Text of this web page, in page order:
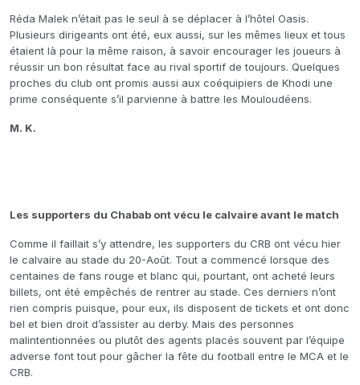
Réda Malek n’était pas le seul à se déplacer à l’hôtel Oasis.
Plusieurs dirigeants ont été, eux aussi, sur les mêmes lieux et tous
étaient là pour la même raison, à savoir encourager les joueurs à
réussir un bon résultat face au rival sportif de toujours. Quelques
proches du club ont promis aussi aux coéquipiers de Khodi une
prime conséquente s’il parvienne à battre les Mouloudéens.
M. K.
Les supporters du Chabab ont vécu le calvaire avant le match
Comme il faillait s’y attendre, les supporters du CRB ont vécu hier
le calvaire au stade du 20-Août. Tout a commencé lorsque des
centaines de fans rouge et blanc qui, pourtant, ont acheté leurs
billets, ont été empêchés de rentrer au stade. Ces derniers n’ont
rien compris puisque, pour eux, ils disposent de tickets et ont donc
bel et bien droit d’assister au derby. Mais des personnes
malintentionnées ou plutôt des agents placés souvent par l’équipe
adverse font tout pour gâcher la fête du football entre le MCA et le
CRB.